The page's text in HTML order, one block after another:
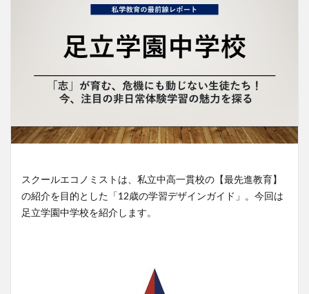
スクールエコノミストは、私立中高一貫校の【最先進教育】
の紹介を目的とした「12歳の学習デザインガイド」。今回は
足立学園中学校を紹介します。